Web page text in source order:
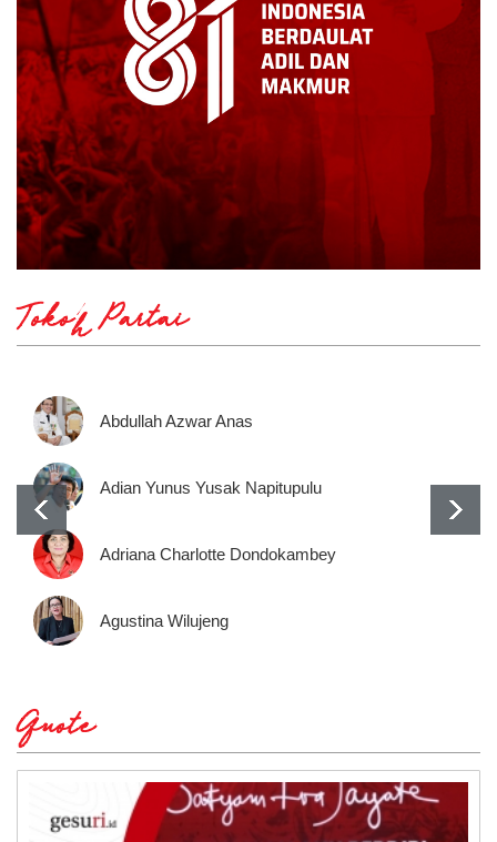
Tokoh Partai
Abdullah Azwar Anas
Adian Yunus Yusak Napitupulu
Adriana Charlotte Dondokambey
Agustina Wilujeng
Quote